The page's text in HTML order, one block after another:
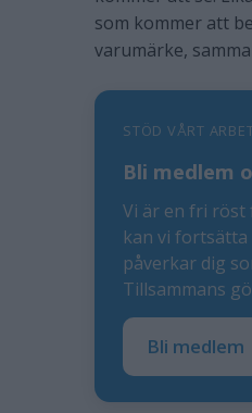
som kommer att
varumärke,
STÖD VÅRT
Bli medlem
Vi är en fri röst
kan vi
påverkar dig
Tillsammans
Bli medlem